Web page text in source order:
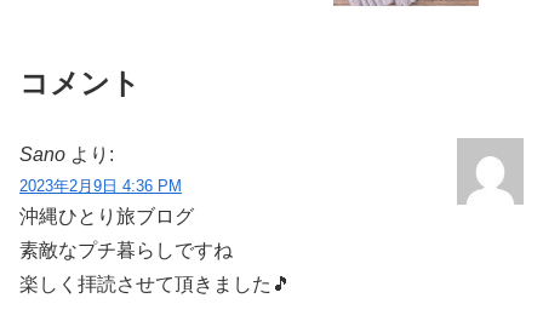
コメント
Sano より:
2023年2月9日 4:36 PM
沖縄ひとり旅ブログ
素敵なプチ暮らしですね
楽しく拝読させて頂きました🎵